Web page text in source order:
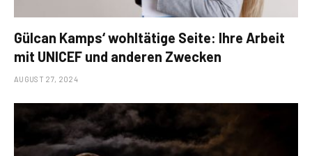
Gülcan Kamps‘ wohltätige Seite: Ihre Arbeit
mit UNICEF und anderen Zwecken
AUGUST 27, 2024